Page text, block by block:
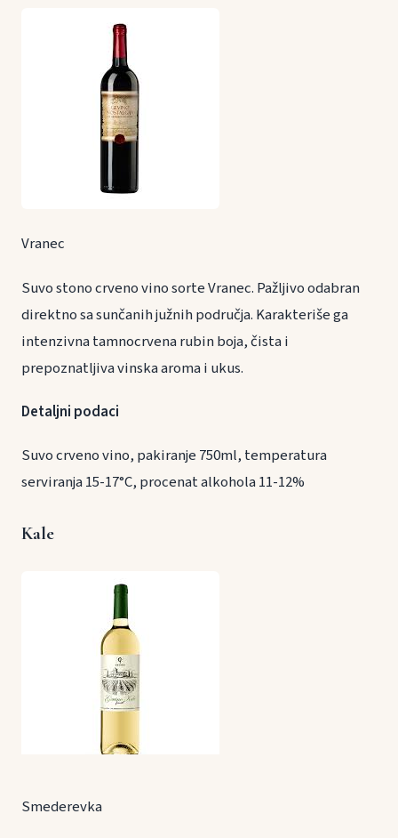
Vranec
Suvo stono crveno vino sorte Vranec. Pažljivo odabran
direktno sa sunčanih južnih područja. Karakteriše ga
intenzivna tamnocrvena rubin boja, čista i
prepoznatljiva vinska aroma i ukus.
Detaljni podaci
Suvo crveno vino, pakiranje 750ml, temperatura
serviranja 15-17°C, procenat alkohola 11-12%
Kale
Smederevka